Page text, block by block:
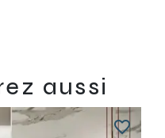
aussi
favorite_border